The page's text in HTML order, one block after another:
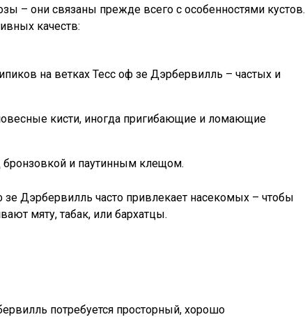
– они связаны прежде всего с особенностями кустов.
качеств:
на ветках Тесс оф зе Дэрбервилль – частых и
кисти, иногда пригибающие и ломающие
и паутинным клещом.
Дэрбервилль часто привлекает насекомых – чтобы
мяту, табак, или бархатцы.
потребуется просторный, хорошо